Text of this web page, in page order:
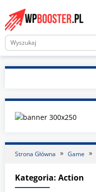
content
Strona Główna Game
Kategoria: Action